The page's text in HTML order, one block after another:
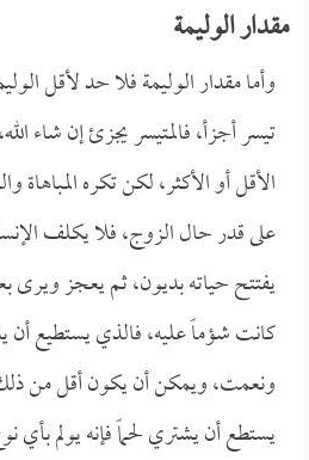
مقدار الوليمة
وأما مقدار الوليمة فلا حد لأقل
تيسر أجزأ، فالمتيسر يجزئ إن شاء
الأقل أو الأكثر، لكن تكره المباهاة
على قدر حال الزوج، فلا يكلف
يفتتح حياته بديون، ثم يعجز ويرى
كانت شؤماً عليه، فالذي يستطيع أن
ونعمت، ويمكن أن يكون أقل من
يستطع أن يشتري لحماً فإنه يولم بأي